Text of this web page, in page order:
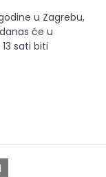
u Zagrebu,
će u
sati biti